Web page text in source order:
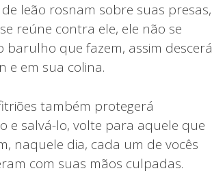
leão rosnam sobre suas presas,
reúne contra ele, ele não se
que fazem, assim descerá
e em sua colina.
também protegerá
e salvá-lo, volte para aquele que
naquele dia, cada um de vocês
com suas mãos culpadas.